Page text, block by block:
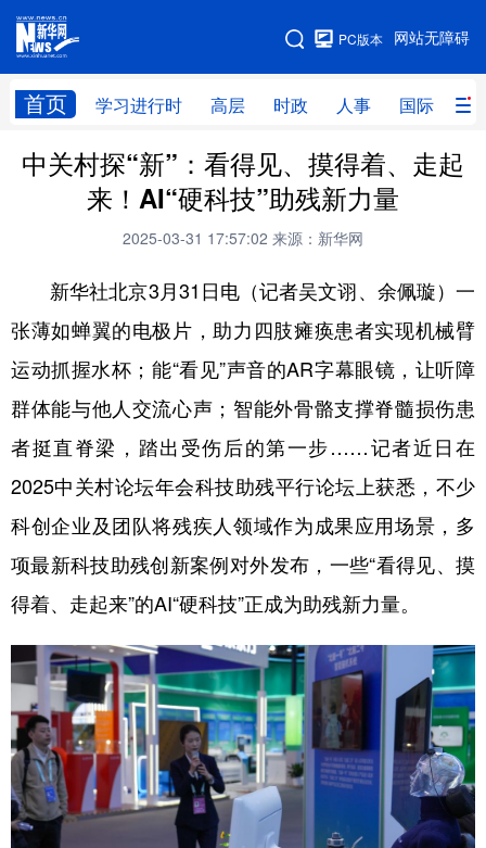
网站无障碍
PC版本
首页 学习进行时 高层 时政 人事 国际 财
网站地图
学习进行时 高层 时政 人事
财经 网评
科技 科创 量子 体育
文化 健康
法律 中央文件 汽车
食品 人居 信息化 数字经济
学术中国 乡村振兴 银龄 溯源中国
城市 旅游 能源 会展
娱乐 时尚
公益 亚太网 上市公司
文化产业
地方频道
天津 山西
中关村探“新”：看得见、摸得着、走起
来！AI“硬科技”助残新力量
2025-03-31 17:57:02 来源：新华网
新华社北京3月31日电（记者吴文诩、余佩璇）一
张薄如蝉翼的电极片，助力四肢瘫痪患者实现机械臂
运动抓握水杯；能“看见”声音的AR字幕眼镜，让听障
群体能与他人交流心声；智能外骨骼支撑脊髓损伤患
者挺直脊梁，踏出受伤后的第一步……记者近日在
2025中关村论坛年会科技助残平行论坛上获悉，不少
科创企业及团队将残疾人领域作为成果应用场景，多
项最新科技助残创新案例对外发布，一些“看得见、摸
得着、走起来”的AI“硬科技”正成为助残新力量。